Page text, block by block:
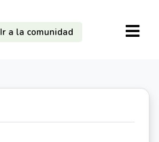
Ir a la comunidad